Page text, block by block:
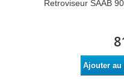
Retroviseur SAAB
Ajouter au